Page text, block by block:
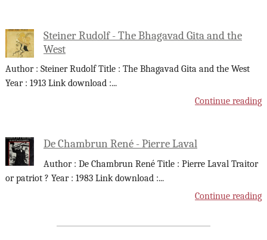
Steiner Rudolf - The Bhagavad Gita and the
West
Author : Steiner Rudolf Title : The Bhagavad Gita and the West
Year : 1913 Link download :...
Continue reading
De Chambrun René - Pierre Laval
Author : De Chambrun René Title : Pierre Laval Traitor
or patriot ? Year : 1983 Link download :...
Continue reading